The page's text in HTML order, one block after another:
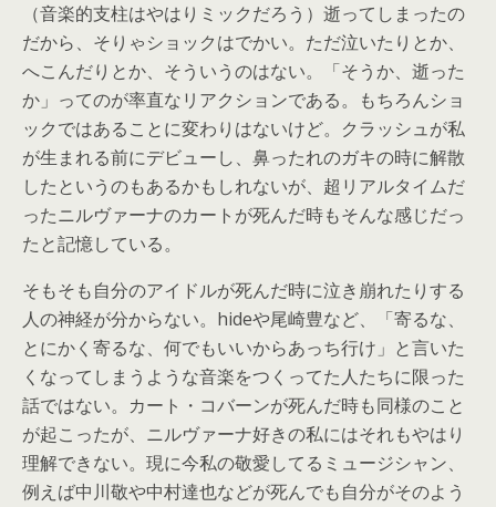
（音楽的支柱はやはりミックだろう）逝ってしまったの
だから、そりゃショックはでかい。ただ泣いたりとか、
へこんだりとか、そういうのはない。「そうか、逝った
か」ってのが率直なリアクションである。もちろんショ
ックではあることに変わりはないけど。クラッシュが私
が生まれる前にデビューし、鼻ったれのガキの時に解散
したというのもあるかもしれないが、超リアルタイムだ
ったニルヴァーナのカートが死んだ時もそんな感じだっ
たと記憶している。
そもそも自分のアイドルが死んだ時に泣き崩れたりする
人の神経が分からない。hideや尾崎豊など、「寄るな、
とにかく寄るな、何でもいいからあっち行け」と言いた
くなってしまうような音楽をつくってた人たちに限った
話ではない。カート・コバーンが死んだ時も同様のこと
が起こったが、ニルヴァーナ好きの私にはそれもやはり
理解できない。現に今私の敬愛してるミュージシャン、
例えば中川敬や中村達也などが死んでも自分がそのよう